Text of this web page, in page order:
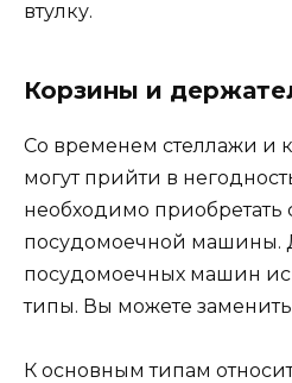
втулку.
Корзины и
Со временем стеллажи и
могут прийти в
необходимо приобретать
посудомоечной машины.
посудомоечных машин
типы. Вы можете заменить
К основным типам